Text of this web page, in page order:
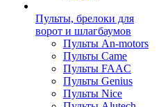
Пульты, брелоки для
ворот и шлагбаумов
Пульты An-motors
Пульты Came
Пульты FAAC
Пульты Genius
Пульты Nice